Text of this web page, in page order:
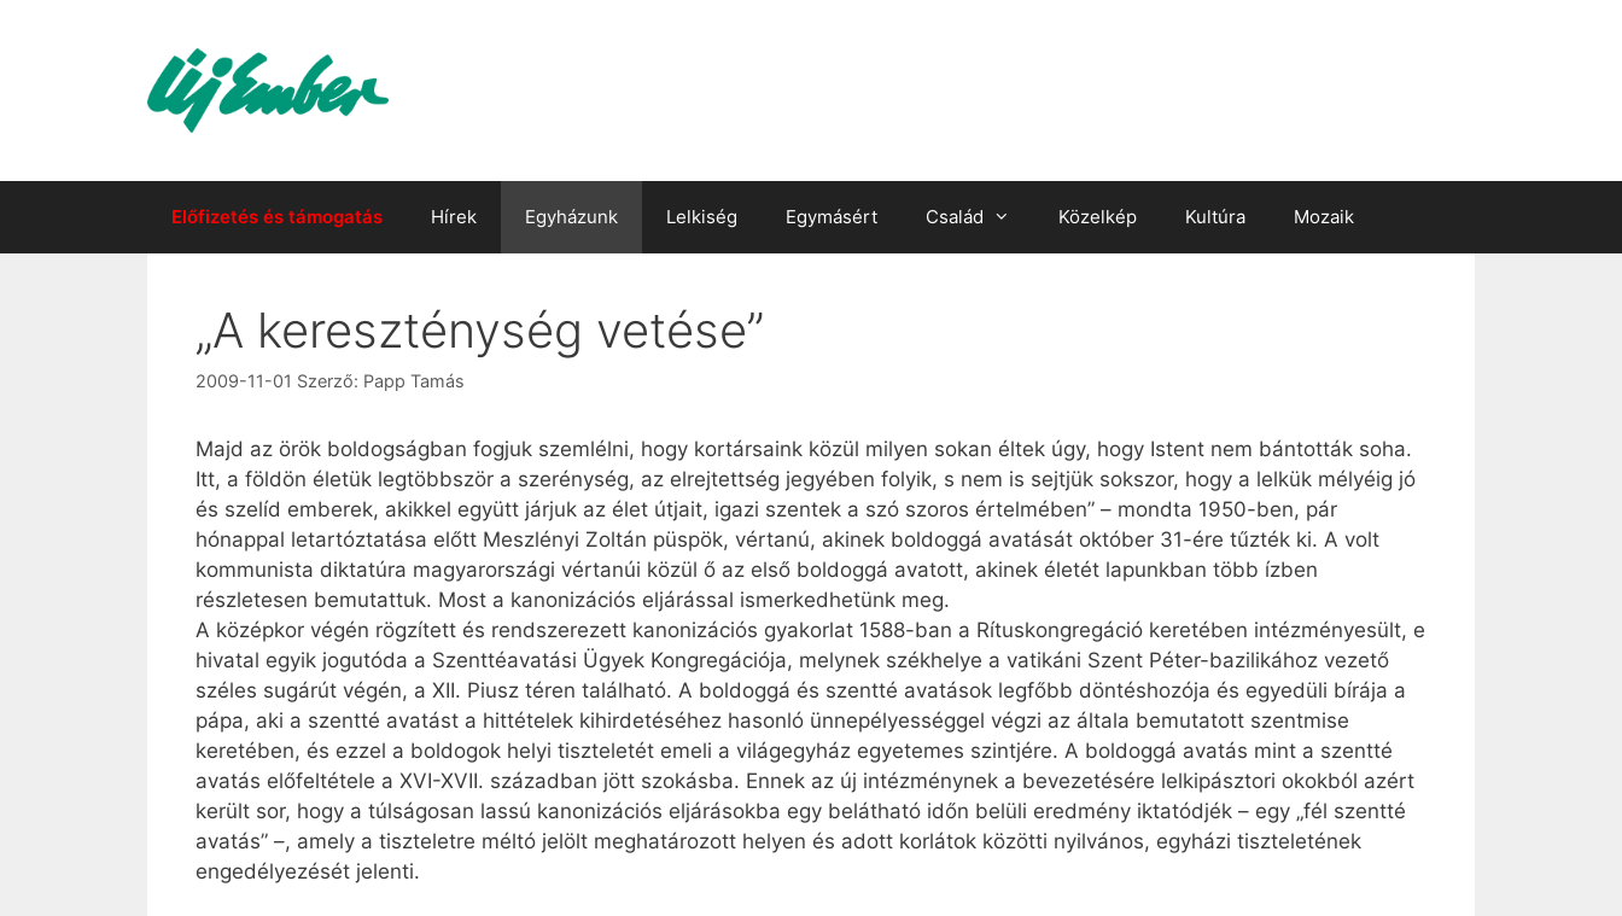
Előfizetés és támogatás Hírek Egyházunk Lelkiség Egymásért Család Közelkép Kultúra Mozaik
„A kereszténység vetése”
2009-11-01 Szerző: Papp Tamás
Majd az örök boldogságban fogjuk szemlélni, hogy kortársaink közül milyen sokan éltek úgy, hogy Istent nem bántották soha.
Itt, a földön életük legtöbbször a szerénység, az elrejtettség jegyében folyik, s nem is sejtjük sokszor, hogy a lelkük mélyéig jó
és szelíd emberek, akikkel együtt járjuk az élet útjait, igazi szentek a szó szoros értelmében” – mondta 1950-ben, pár
hónappal letartóztatása előtt Meszlényi Zoltán püspök, vértanú, akinek boldoggá avatását október 31-ére tűzték ki. A volt
kommunista diktatúra magyarországi vértanúi közül ő az első boldoggá avatott, akinek életét lapunkban több ízben
részletesen bemutattuk. Most a kanonizációs eljárással ismerkedhetünk meg.
A középkor végén rögzített és rendszerezett kanonizációs gyakorlat 1588-ban a Rítuskongregáció keretében intézményesült, e
hivatal egyik jogutóda a Szenttéavatási Ügyek Kongregációja, melynek székhelye a vatikáni Szent Péter-bazilikához vezető
széles sugárút végén, a XII. Piusz téren található. A boldoggá és szentté avatások legfőbb döntéshozója és egyedüli bírája a
pápa, aki a szentté avatást a hittételek kihirdetéséhez hasonló ünnepélyességgel végzi az általa bemutatott szentmise
keretében, és ezzel a boldogok helyi tiszteletét emeli a világegyház egyetemes szintjére. A boldoggá avatás mint a szentté
avatás előfeltétele a XVI-XVII. században jött szokásba. Ennek az új intézménynek a bevezetésére lelkipásztori okokból azért
került sor, hogy a túlságosan lassú kanonizációs eljárásokba egy belátható időn belüli eredmény iktatódjék – egy „fél szentté
avatás” –, amely a tiszteletre méltó jelölt meghatározott helyen és adott korlátok közötti nyilvános, egyházi tiszteletének
engedélyezését jelenti.